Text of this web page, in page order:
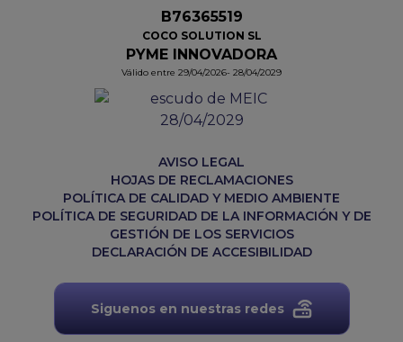
B76365519
COCO SOLUTION SL
PYME INNOVADORA
Válido entre 29/04/2026- 28/04/2029
AVISO LEGAL
HOJAS DE RECLAMACIONES
POLÍTICA DE CALIDAD Y MEDIO AMBIENTE
POLÍTICA DE SEGURIDAD DE LA INFORMACIÓN Y DE
GESTIÓN DE LOS SERVICIOS
DECLARACIÓN DE ACCESIBILIDAD
Siguenos en nuestras redes